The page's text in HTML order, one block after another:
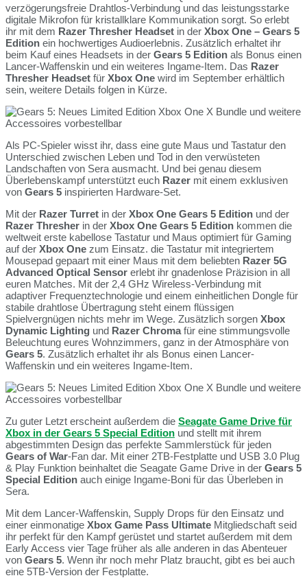
verzögerungsfreie Drahtlos-Verbindung und das leistungsstarke
digitale Mikrofon für kristallklare Kommunikation sorgt. So erlebt
ihr mit dem Razer Thresher Headset in der Xbox One – Gears 5
Edition ein hochwertiges Audioerlebnis. Zusätzlich erhaltet ihr
beim Kauf eines Headsets in der Gears 5 Edition als Bonus einen
Lancer-Waffenskin und ein weiteres Ingame-Item. Das Razer
Thresher Headset für Xbox One wird im September erhältlich
sein, weitere Details folgen in Kürze.
Als PC-Spieler wisst ihr, dass eine gute Maus und Tastatur den
Unterschied zwischen Leben und Tod in den verwüsteten
Landschaften von Sera ausmacht. Und bei genau diesem
Überlebenskampf unterstützt euch Razer mit einem exklusiven
von Gears 5 inspirierten Hardware-Set.
Mit der Razer Turret in der Xbox One Gears 5 Edition und der
Razer Thresher in der Xbox One Gears 5 Edition kommen die
weltweit erste kabellose Tastatur und Maus optimiert für Gaming
auf der Xbox One zum Einsatz. die Tastatur mit integriertem
Mousepad gepaart mit einer Maus mit dem beliebten Razer 5G
Advanced Optical Sensor erlebt ihr gnadenlose Präzision in all
euren Matches. Mit der 2,4 GHz Wireless-Verbindung mit
adaptiver Frequenztechnologie und einem einheitlichen Dongle für
stabile drahtlose Übertragung steht einem flüssigen
Spielvergnügen nichts mehr im Wege. Zusätzlich sorgen Xbox
Dynamic Lighting und Razer Chromafür eine stimmungsvolle
Beleuchtung eures Wohnzimmers, ganz in der Atmosphäre von
Gears 5. Zusätzlich erhaltet ihr als Bonus einen Lancer-
Waffenskin und ein weiteres Ingame-Item.
Zu guter Letzt erscheint außerdem die Seagate Game Drive für
Xbox in der Gears 5 Special Edition und stellt mit ihrem
abgestimmten Design das perfekte Sammlerstück für jeden
Gears of War-Fan dar. Mit einer 2TB-Festplatte und USB 3.0 Plug
& Play Funktion beinhaltet die Seagate Game Drive in der Gears 5
Special Edition auch einige Ingame-Boni für das Überleben in
Sera.
Mit dem Lancer-Waffenskin, Supply Drops für den Einsatz und
einer einmonatige Xbox Game Pass Ultimate Mitgliedschaft seid
ihr perfekt für den Kampf gerüstet und startet außerdem mit dem
Early Access vier Tage früher als alle anderen in das Abenteuer
von Gears 5. Wenn ihr noch mehr Platz braucht, gibt es bei auch
eine 5TB-Version der Festplatte.